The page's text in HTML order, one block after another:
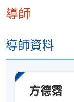
四. 闡述基金及
課程內容
1. 專業交易與
基本交易概念
導師
導師資料
方德霑